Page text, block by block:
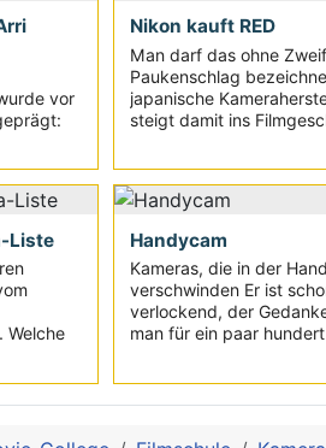
vor
Nikon kauft RED
Man darf das ohne
Paukenschlag
japanische
steigt damit ins
Liste
Welche
Handycam
Kameras, die in der Hand
verschwinden Er ist
verlockend, der
man für ein paar hundert